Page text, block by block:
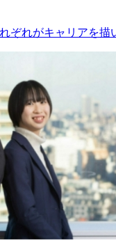
ぞれがキャリアを描